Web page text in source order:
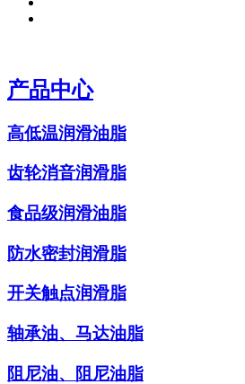
产品中心
高低温润滑油脂
齿轮消音润滑脂
食品级润滑油脂
防水密封润滑脂
开关触点润滑脂
轴承油、马达油脂
阻尼油、阻尼油脂